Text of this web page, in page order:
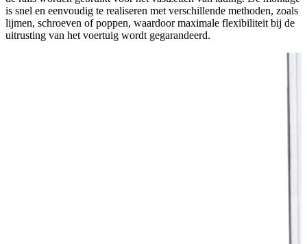
is snel en eenvoudig te realiseren met verschillende methoden, zoals
lijmen, schroeven of poppen, waardoor maximale flexibiliteit bij de
uitrusting van het voertuig wordt gegarandeerd.